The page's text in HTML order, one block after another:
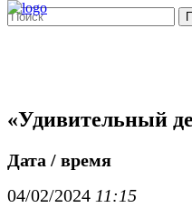
«Удивительный
Дата / время
04/02/2024 11:15